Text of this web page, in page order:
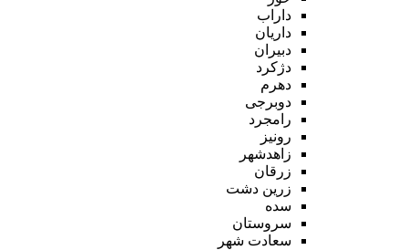
داراب
داریان
دبیران
دژکرد
دهرم
دوبرجی
رامجرد
رونیز
زاهدشهر
زرقان
زرین دشت
سده
سروستان
سعادت شهر